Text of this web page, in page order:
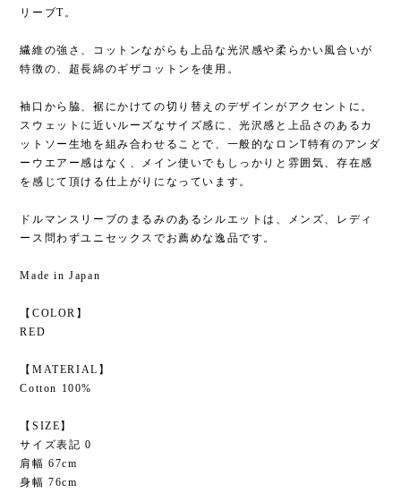
リーブT。
繊維の強さ、コットンながらも上品な光沢感や柔らかい風合いが
特徴の、超長綿のギザコットンを使用。
袖口から脇、裾にかけての切り替えのデザインがアクセントに。
スウェットに近いルーズなサイズ感に、光沢感と上品さのあるカ
ットソー生地を組み合わせることで、一般的なロンT特有のアンダ
ーウエアー感はなく、メイン使いでもしっかりと雰囲気、存在感
を感じて頂ける仕上がりになっています。
ドルマンスリーブのまるみのあるシルエットは、メンズ、レディ
ース問わずユニセックスでお薦めな逸品です。
Made in Japan
【COLOR】
RED
【MATERIAL】
Cotton 100%
【SIZE】
サイズ表記 0
肩幅 67cm
身幅 76cm